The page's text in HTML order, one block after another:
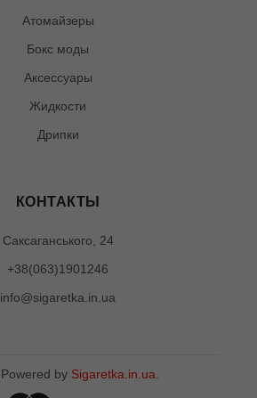
Атомайзеры
Бокс моды
Аксессуары
Жидкости
Дрипки
КОНТАКТЫ
Саксаганського, 24
+38(063)1901246
info@sigaretka.in.ua
Powered by Sigaretka.in.ua